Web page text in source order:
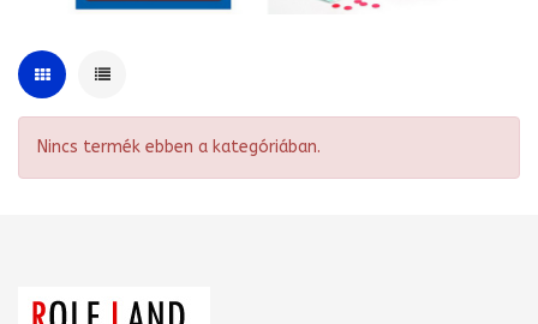
Nincs termék ebben a kategóriában.